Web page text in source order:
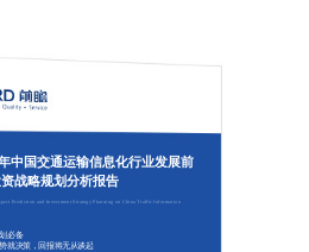
中国交通运输信息化行业发展前
战略规划分析报告
Prediction and Investment Strategy Planning on China Traffic Information
必备
就决策，回报将无从谈起